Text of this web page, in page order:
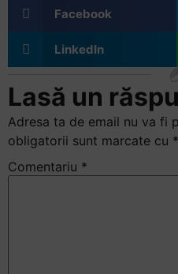
Facebook
LinkedIn
Lasă un
Adresa ta de email nu va fi
obligatorii sunt marcate cu *
Comentariu *